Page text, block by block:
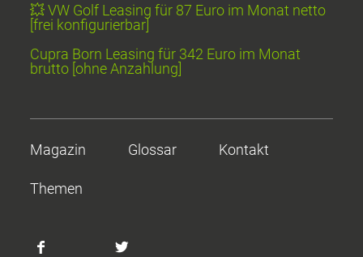
💥 VW Golf Leasing für 87 Euro im Monat netto
[frei konfigurierbar]
Cupra Born Leasing für 342 Euro im Monat
brutto [ohne Anzahlung]
Magazin Glossar Kontakt
Themen